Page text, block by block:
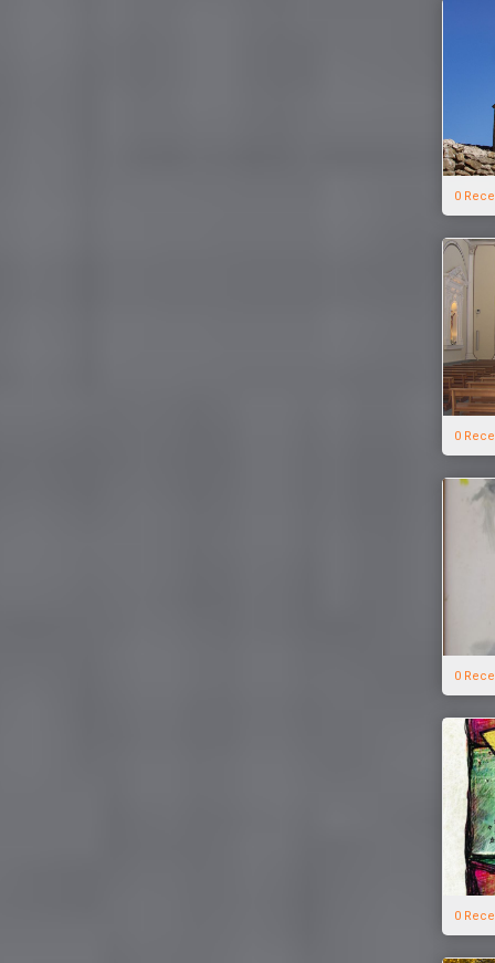
0
0
0
0